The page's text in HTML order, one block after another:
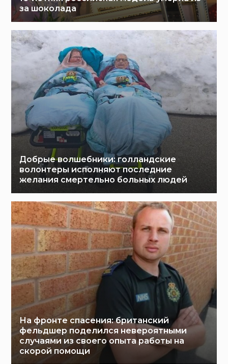
за шоколада
Добрые волшебники: голландские
волонтеры исполняют последние
желания смертельно больных людей
На фронте спасения: британский
фельдшер поделился невероятными
случаями из своего опыта работы на
скорой помощи